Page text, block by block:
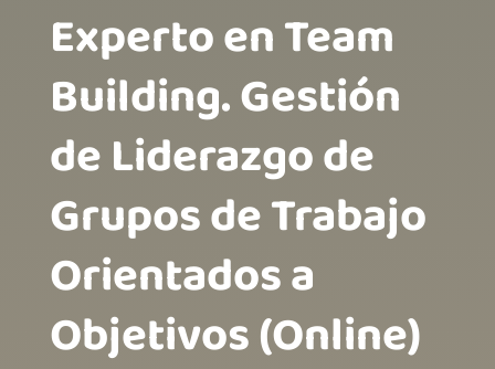
Experto en Team
Building. Gestión
de Liderazgo de
Grupos de Trabajo
Orientados a
Objetivos (Online)